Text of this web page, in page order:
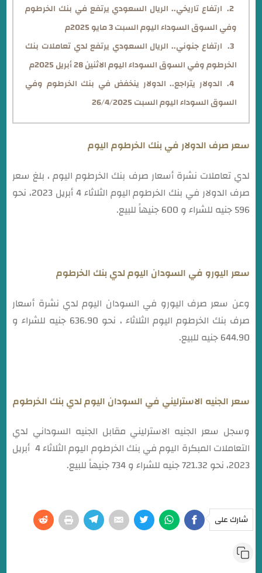
ارتفاع تاريخي.. الريال السعودي يرتفع في بنك الخرطوم
وفي السوق السوداء اليوم السبت 3 مايو 2025م
ارتفاع جنوني.. الريال السعودي يرتفع لدي تعاملات بنك
الخرطوم وفي السوق السوداء اليوم الاثنين 28 أبريل 2025م
الدولار يتراجع.. الدولار ينخفض في بنك الخرطوم وفي
السوق السوداء اليوم السبت 26/4/2025
سعر صرف الدولار في بنك الخرطوم اليوم
لدي تعاملات نشرة أسعار صرف بنك الخرطوم اليوم ، بلغ سعر
صرف الدولار في بنك الخرطوم اليوم الثلاثاء 4 أبريل 2023، نحو
596 جنيه للشراء و 600 جنيهاً للبيع.
سعر اليورو في السودان اليوم لدي بنك الخرطوم
وعن سعر صرف اليورو في السودان اليوم لدي نشرة أسعار
صرف بنك الخرطوم اليوم الثلاثاء ، نحو 636.90 جنيه للشراء و
644.90 جنيه للبيع.
سعر الجنيه الاسترليني في السودان اليوم لدي بنك الخرطوم
وسجل سعر الجنيه الاسترليني مقابل الجنيه السوداني لدي
التعاملات المبكرة اليوم في بنك الخرطوم اليوم الثلاثاء 4 أبريل
2023، نحو 721.32 جنيه للشراء و 734 جنيهاً للبيع.
شارك على